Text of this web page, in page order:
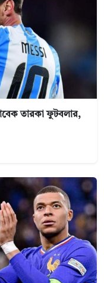
তারকা ফুটবলার,